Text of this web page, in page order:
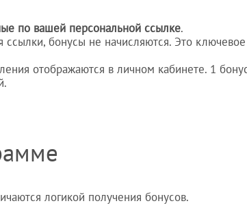
по вашей персональной ссылке.
ссылки, бонусы не начисляются. Это ключевое
отображаются в личном кабинете. 1
логикой получения бонусов.